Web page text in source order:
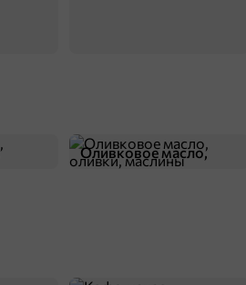
Оливковое масло,
оливки, маслины